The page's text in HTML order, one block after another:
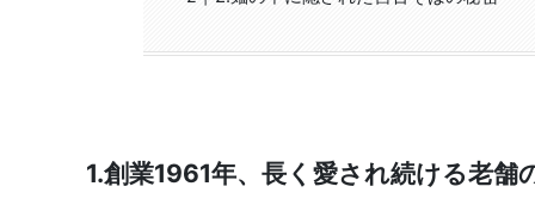
1.創業1961年、長く愛され続ける老舗